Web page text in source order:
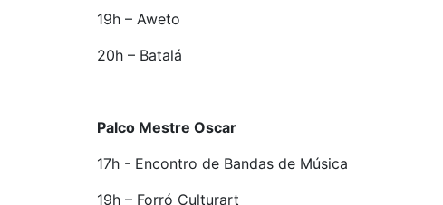
19h – Aweto
20h – Batalá
Palco Mestre Oscar
17h - Encontro de Bandas de Música
19h – Forró Culturart